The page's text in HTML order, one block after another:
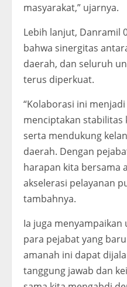
masyarakat,” ujarnya.
Lebih lanjut, Danramil
bahwa sinergitas
daerah, dan seluruh
terus diperkuat.
“Kolaborasi ini
menciptakan stabilitas
serta mendukung
daerah. Dengan
harapan kita bersama
akselerasi pelayanan
tambahnya.
Ia juga menyampaikan
para pejabat yang
amanah ini dapat
tanggung jawab dan